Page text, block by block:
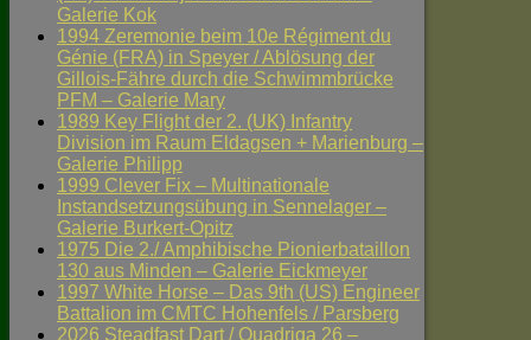
Galerie Kok
1994 Zeremonie beim 10e Régiment du
Génie (FRA) in Speyer / Ablösung der
Gillois-Fähre durch die Schwimmbrücke
PFM – Galerie Mary
1989 Key Flight der 2. (UK) Infantry
Division im Raum Eldagsen + Marienburg –
Galerie Philipp
1999 Clever Fix – Multinationale
Instandsetzungsübung in Sennelager –
Galerie Burkert-Opitz
1975 Die 2./ Amphibische Pionierbataillon
130 aus Minden – Galerie Eickmeyer
1997 White Horse – Das 9th (US) Engineer
Battalion im CMTC Hohenfels / Parsberg
2026 Steadfast Dart / Quadriga 26 –